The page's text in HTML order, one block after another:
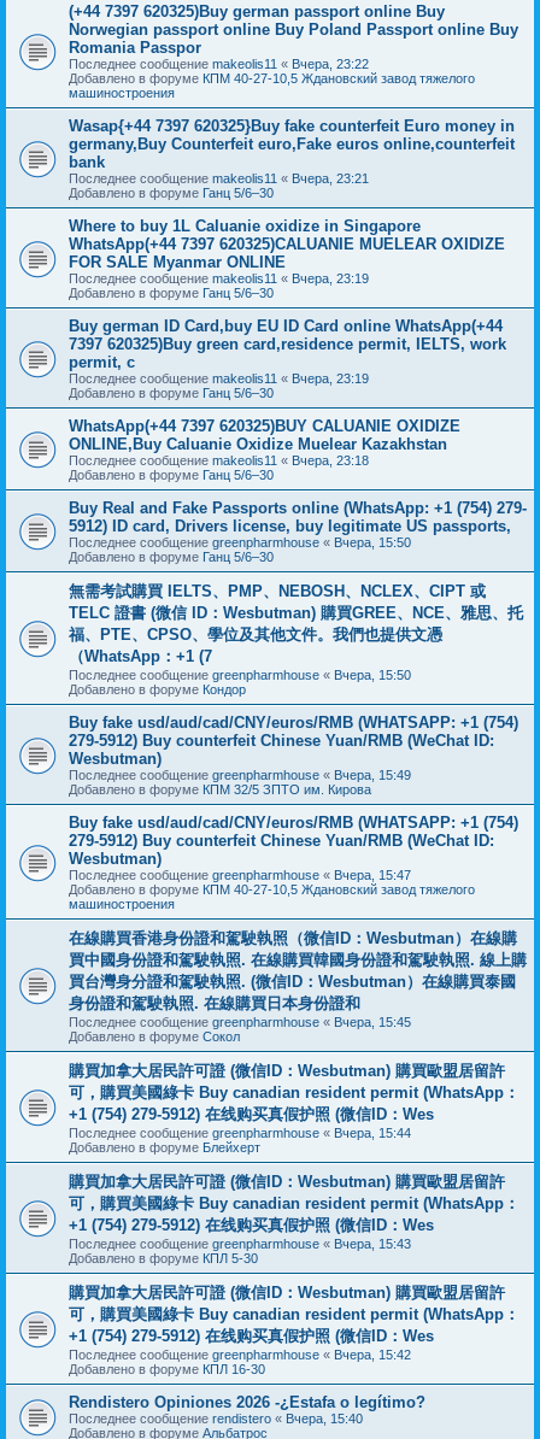
(+44 7397 620325)Buy german passport online Buy
Norwegian passport online Buy Poland Passport online Buy
Romania Passpor
Последнее сообщение makeolis11 « Вчера, 23:22
Добавлено в форуме КПМ 40-27-10,5 Ждановский завод тяжелого
машиностроения
Wasap{+44 7397 620325}Buy fake counterfeit Euro money in
germany,Buy Counterfeit euro,Fake euros online,counterfeit
bank
Последнее сообщение makeolis11 « Вчера, 23:21
Добавлено в форуме Ганц 5/6–30
Where to buy 1L Caluanie oxidize in Singapore
WhatsApp(+44 7397 620325)CALUANIE MUELEAR OXIDIZE
FOR SALE Myanmar ONLINE
Последнее сообщение makeolis11 « Вчера, 23:19
Добавлено в форуме Ганц 5/6–30
Buy german ID Card,buy EU ID Card online WhatsApp(+44
7397 620325)Buy green card,residence permit, IELTS, work
permit, c
Последнее сообщение makeolis11 « Вчера, 23:19
Добавлено в форуме Ганц 5/6–30
WhatsApp(+44 7397 620325)BUY CALUANIE OXIDIZE
ONLINE,Buy Caluanie Oxidize Muelear Kazakhstan
Последнее сообщение makeolis11 « Вчера, 23:18
Добавлено в форуме Ганц 5/6–30
Buy Real and Fake Passports online (WhatsApp: +1 (754) 279-
5912) ID card, Drivers license, buy legitimate US passports,
Последнее сообщение greenpharmhouse « Вчера, 15:50
Добавлено в форуме Ганц 5/6–30
無需考試購買 IELTS、PMP、NEBOSH、NCLEX、CIPT 或
TELC 證書 (微信 ID：Wesbutman) 購買GREE、NCE、雅思、托
福、PTE、CPSO、學位及其他文件。我們也提供文憑
（WhatsApp：+1 (7
Последнее сообщение greenpharmhouse « Вчера, 15:50
Добавлено в форуме Кондор
Buy fake usd/aud/cad/CNY/euros/RMB (WHATSAPP: +1 (754)
279-5912) Buy counterfeit Chinese Yuan/RMB (WeChat ID:
Wesbutman)
Последнее сообщение greenpharmhouse « Вчера, 15:49
Добавлено в форуме КПМ 32/5 ЗПТО им. Кирова
Buy fake usd/aud/cad/CNY/euros/RMB (WHATSAPP: +1 (754)
279-5912) Buy counterfeit Chinese Yuan/RMB (WeChat ID:
Wesbutman)
Последнее сообщение greenpharmhouse « Вчера, 15:47
Добавлено в форуме КПМ 40-27-10,5 Ждановский завод тяжелого
машиностроения
在線購買香港身份證和駕駛執照（微信ID：Wesbutman）在線購
買中國身份證和駕駛執照. 在線購買韓國身份證和駕駛執照. 線上購
買台灣身分證和駕駛執照. (微信ID：Wesbutman）在線購買泰國
身份證和駕駛執照. 在線購買日本身份證和
Последнее сообщение greenpharmhouse « Вчера, 15:45
Добавлено в форуме Сокол
購買加拿大居民許可證 (微信ID：Wesbutman) 購買歐盟居留許
可，購買美國綠卡 Buy canadian resident permit (WhatsApp：
+1 (754) 279-5912) 在线购买真假护照 (微信ID：Wes
Последнее сообщение greenpharmhouse « Вчера, 15:44
Добавлено в форуме Блейхерт
購買加拿大居民許可證 (微信ID：Wesbutman) 購買歐盟居留許
可，購買美國綠卡 Buy canadian resident permit (WhatsApp：
+1 (754) 279-5912) 在线购买真假护照 (微信ID：Wes
Последнее сообщение greenpharmhouse « Вчера, 15:43
Добавлено в форуме КПЛ 5-30
購買加拿大居民許可證 (微信ID：Wesbutman) 購買歐盟居留許
可，購買美國綠卡 Buy canadian resident permit (WhatsApp：
+1 (754) 279-5912) 在线购买真假护照 (微信ID：Wes
Последнее сообщение greenpharmhouse « Вчера, 15:42
Добавлено в форуме КПЛ 16-30
Rendistero Opiniones 2026 -¿Estafa o legítimo?
Последнее сообщение rendistero « Вчера, 15:40
Добавлено в форуме Альбатрос